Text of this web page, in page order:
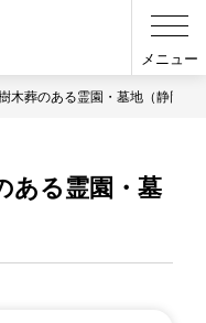
メニュー
木葬のある霊園・墓地（静岡県
ある霊園・墓